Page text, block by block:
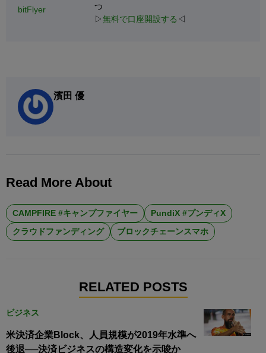
bitFlyer
つ
▷無料で口座開設する ◁
濱田 優
Read More About
CAMPFIRE #キャンプファイヤー
PundiX #プンディX
クラウドファンディング
ブロックチェーンスマホ
RELATED POSTS
ビジネス
米決済企業Block、人員規模が2019年水準へ
後退──決済ビジネスの構造変化を示唆か